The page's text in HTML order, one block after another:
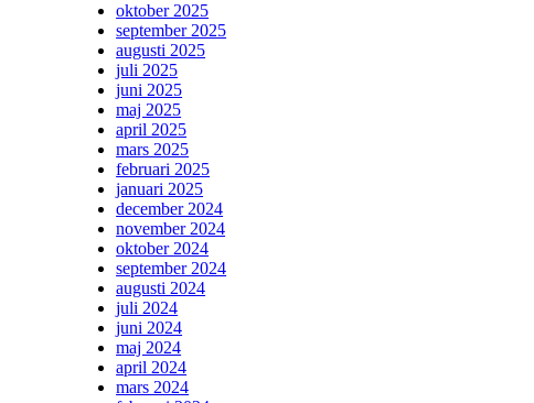
oktober 2025
september 2025
augusti 2025
juli 2025
juni 2025
maj 2025
april 2025
mars 2025
februari 2025
januari 2025
december 2024
november 2024
oktober 2024
september 2024
augusti 2024
juli 2024
juni 2024
maj 2024
april 2024
mars 2024